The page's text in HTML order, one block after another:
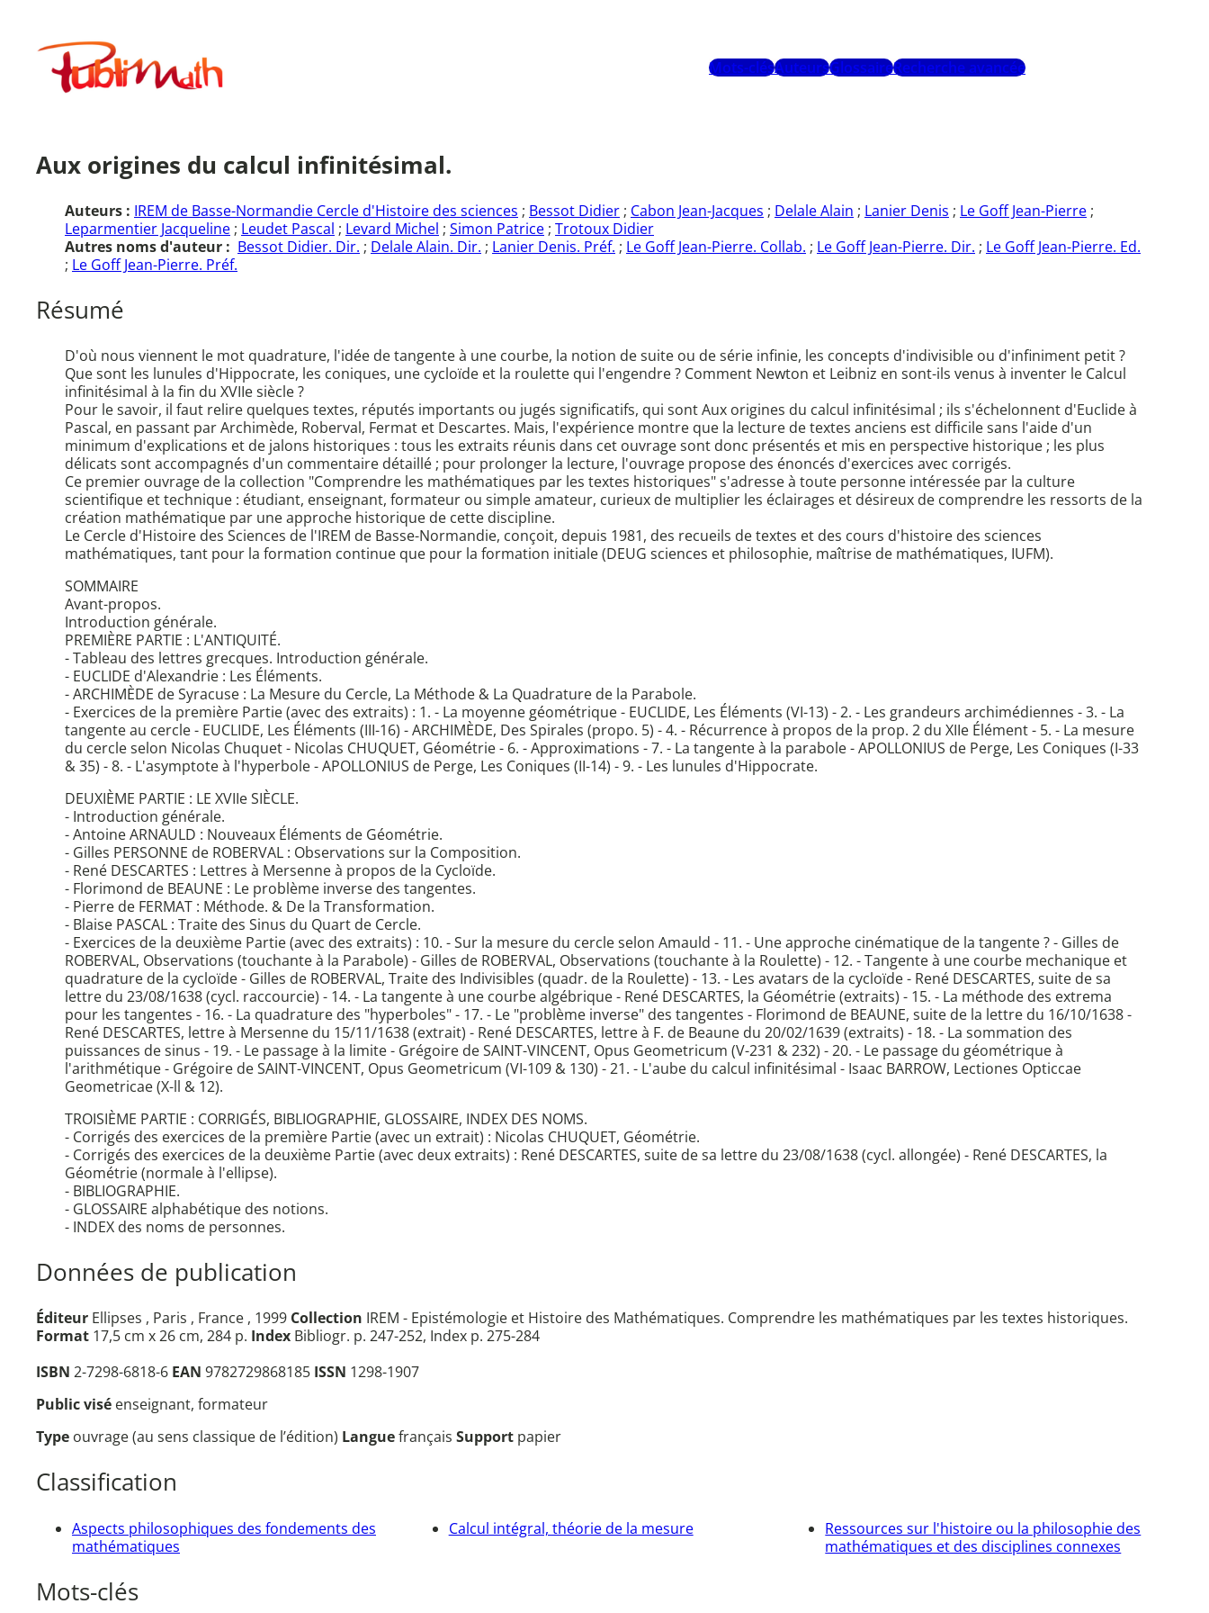
contenuPublimath
Mots-clésAuteursGlossaireRecherche avancée
Aux origines du calcul infinitésimal.
Auteurs : IREM de Basse-Normandie Cercle d'Histoire des sciences ; Bessot Didier ; Cabon Jean-Jacques ; Delale Alain ; Lanier Denis ; Le Goff Jean-Pierre ;
Leparmentier Jacqueline ; Leudet Pascal ; Levard Michel ; Simon Patrice ; Trotoux Didier
Autres noms d'auteur : Bessot Didier. Dir. ; Delale Alain. Dir. ; Lanier Denis. Préf. ; Le Goff Jean-Pierre. Collab. ; Le Goff Jean-Pierre. Dir. ; Le Goff Jean-Pierre. Ed.
; Le Goff Jean-Pierre. Préf.
Résumé
D'où nous viennent le mot quadrature, l'idée de tangente à une courbe, la notion de suite ou de série infinie, les concepts d'indivisible ou d'infiniment petit ?
Que sont les lunules d'Hippocrate, les coniques, une cycloïde et la roulette qui l'engendre ? Comment Newton et Leibniz en sont-ils venus à inventer le Calcul
infinitésimal à la fin du XVIIe siècle ?
Pour le savoir, il faut relire quelques textes, réputés importants ou jugés significatifs, qui sont Aux origines du calcul infinitésimal ; ils s'échelonnent d'Euclide à
Pascal, en passant par Archimède, Roberval, Fermat et Descartes. Mais, l'expérience montre que la lecture de textes anciens est difficile sans l'aide d'un
minimum d'explications et de jalons historiques : tous les extraits réunis dans cet ouvrage sont donc présentés et mis en perspective historique ; les plus
délicats sont accompagnés d'un commentaire détaillé ; pour prolonger la lecture, l'ouvrage propose des énoncés d'exercices avec corrigés.
Ce premier ouvrage de la collection "Comprendre les mathématiques par les textes historiques" s'adresse à toute personne intéressée par la culture
scientifique et technique : étudiant, enseignant, formateur ou simple amateur, curieux de multiplier les éclairages et désireux de comprendre les ressorts de la
création mathématique par une approche historique de cette discipline.
Le Cercle d'Histoire des Sciences de l'IREM de Basse-Normandie, conçoit, depuis 1981, des recueils de textes et des cours d'histoire des sciences
mathématiques, tant pour la formation continue que pour la formation initiale (DEUG sciences et philosophie, maîtrise de mathématiques, IUFM).
SOMMAIRE
Avant-propos.
Introduction générale.
PREMIÈRE PARTIE : L'ANTIQUITÉ.
- Tableau des lettres grecques. Introduction générale.
- EUCLIDE d'Alexandrie : Les Éléments.
- ARCHIMÈDE de Syracuse : La Mesure du Cercle, La Méthode & La Quadrature de la Parabole.
- Exercices de la première Partie (avec des extraits) : 1. - La moyenne géométrique - EUCLIDE, Les Éléments (VI-13) - 2. - Les grandeurs archimédiennes - 3. - La
tangente au cercle - EUCLIDE, Les Éléments (III-16) - ARCHIMÈDE, Des Spirales (propo. 5) - 4. - Récurrence à propos de la prop. 2 du XIIe Élément - 5. - La mesure
du cercle selon Nicolas Chuquet - Nicolas CHUQUET, Géométrie - 6. - Approximations - 7. - La tangente à la parabole - APOLLONIUS de Perge, Les Coniques (I-33
& 35) - 8. - L'asymptote à l'hyperbole - APOLLONIUS de Perge, Les Coniques (II-14) - 9. - Les lunules d'Hippocrate.
DEUXIÈME PARTIE : LE XVIIe SIÈCLE.
- Introduction générale.
- Antoine ARNAULD : Nouveaux Éléments de Géométrie.
- Gilles PERSONNE de ROBERVAL : Observations sur la Composition.
- René DESCARTES : Lettres à Mersenne à propos de la Cycloïde.
- Florimond de BEAUNE : Le problème inverse des tangentes.
- Pierre de FERMAT : Méthode. & De la Transformation.
- Blaise PASCAL : Traite des Sinus du Quart de Cercle.
- Exercices de la deuxième Partie (avec des extraits) : 10. - Sur la mesure du cercle selon Amauld - 11. - Une approche cinématique de la tangente ? - Gilles de
ROBERVAL, Observations (touchante à la Parabole) - Gilles de ROBERVAL, Observations (touchante à la Roulette) - 12. - Tangente à une courbe mechanique et
quadrature de la cycloïde - Gilles de ROBERVAL, Traite des Indivisibles (quadr. de la Roulette) - 13. - Les avatars de la cycloïde - René DESCARTES, suite de sa
lettre du 23/08/1638 (cycl. raccourcie) - 14. - La tangente à une courbe algébrique - René DESCARTES, la Géométrie (extraits) - 15. - La méthode des extrema
pour les tangentes - 16. - La quadrature des "hyperboles" - 17. - Le "problème inverse" des tangentes - Florimond de BEAUNE, suite de la lettre du 16/10/1638 -
René DESCARTES, lettre à Mersenne du 15/11/1638 (extrait) - René DESCARTES, lettre à F. de Beaune du 20/02/1639 (extraits) - 18. - La sommation des
puissances de sinus - 19. - Le passage à la limite - Grégoire de SAINT-VINCENT, Opus Geometricum (V-231 & 232) - 20. - Le passage du géométrique à
l'arithmétique - Grégoire de SAINT-VINCENT, Opus Geometricum (VI-109 & 130) - 21. - L'aube du calcul infinitésimal - Isaac BARROW, Lectiones Opticcae
Geometricae (X-ll & 12).
TROISIÈME PARTIE : CORRIGÉS, BIBLIOGRAPHIE, GLOSSAIRE, INDEX DES NOMS.
- Corrigés des exercices de la première Partie (avec un extrait) : Nicolas CHUQUET, Géométrie.
- Corrigés des exercices de la deuxième Partie (avec deux extraits) : René DESCARTES, suite de sa lettre du 23/08/1638 (cycl. allongée) - René DESCARTES, la
Géométrie (normale à l'ellipse).
- BIBLIOGRAPHIE.
- GLOSSAIRE alphabétique des notions.
- INDEX des noms de personnes.
Données de publication
Éditeur Ellipses , Paris , France , 1999 Collection IREM - Epistémologie et Histoire des Mathématiques. Comprendre les mathématiques par les textes historiques.
Format 17,5 cm x 26 cm, 284 p. Index Bibliogr. p. 247-252, Index p. 275-284
ISBN 2-7298-6818-6 EAN 9782729868185 ISSN 1298-1907
Public visé enseignant, formateur
Type ouvrage (au sens classique de l’édition) Languefrançais Support papier
Classification
Aspects philosophiques des fondements des
mathématiques
Calcul intégral, théorie de la mesure
Ressources sur l'histoire ou la philosophie des
mathématiques et des disciplines connexes
Mots-clés